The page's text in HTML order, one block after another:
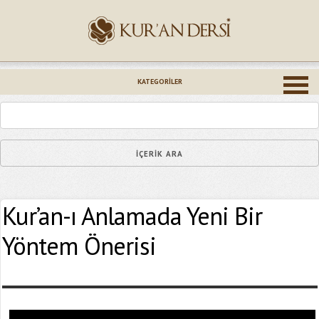
KATEGORILER
Kur’an-ı Anlamada Yeni Bir
Yöntem Önerisi
Epostanız (*)
Yaşadığınız Hatanın Ayrıntıları